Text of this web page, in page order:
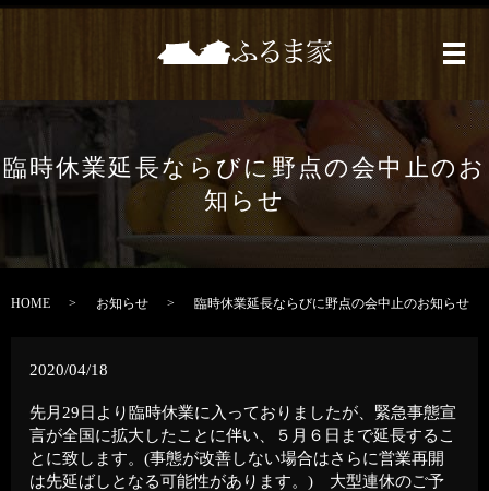
メ
臨時休業延長ならびに野点の会中止のお
知らせ
HOME お知らせ 臨時休業延長ならびに野点の会中止のお知らせ
2020/04/18
先月29日より臨時休業に入っておりましたが、緊急事態宣
言が全国に拡大したことに伴い、５月６日まで延長するこ
とに致します。(事態が改善しない場合はさらに営業再開
は先延ばしとなる可能性があります。) 大型連休のご予